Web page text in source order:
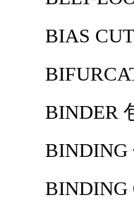
BIAS CUT
BINDER 包
BINDING
BINDING